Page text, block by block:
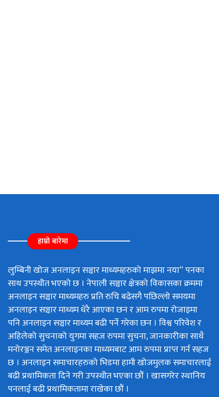
हाम्रो बारेमा
लुम्बिनी खोज अनलाइन सञ्चार माध्यमहरुको माझमा नया“ पनका
साथ उपस्थीत भएको छ । नेपाली सञ्चार क्षेत्रको विकासका क्रममा
अनलाइन सञ्चार माध्यमहरु प्रति रुचि बढेसगै पछिल्लो समयमा
अनलाइन सञ्चार माध्यम धेरै आएका छन र आम रुपमा रोजाइमा
पनि अनलाइन सञ्चार माध्यम बढी पर्ने गरेका छन । विश्व परिवेश र
अहिलेको सुचनाको युगमा सहज रुपमा सुचना, जानकारीका साथै
मनोरञ्जन समेत अनलाइनका माध्यमबाट आम रुपमा प्राप्त गर्न सहज
छ । अनलाइन समाचारहरुको भिडमा हामी खोजमुलक समाचारलाई
बढी प्रथामिकता दिने गरी उपस्थीत भएका छौं । खासगरेर स्थानिय
पनलाई बढी प्रथामिकतामा राखेका छौं ।